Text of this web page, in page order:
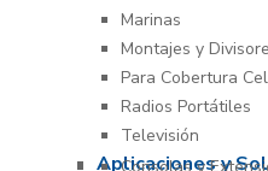
Marinas
Montajes y
Para Cobertura
Radios Portátiles
Televisión
Aplicaciones y